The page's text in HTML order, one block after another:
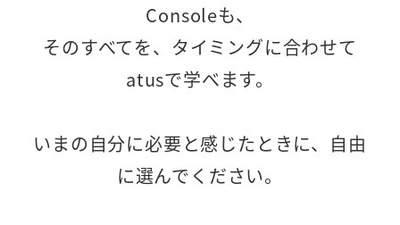
Consoleも、
そのすべてを、タイミングに合わせて
atusで学べます。
いまの自分に必要と感じたときに、自由
に選んでください。